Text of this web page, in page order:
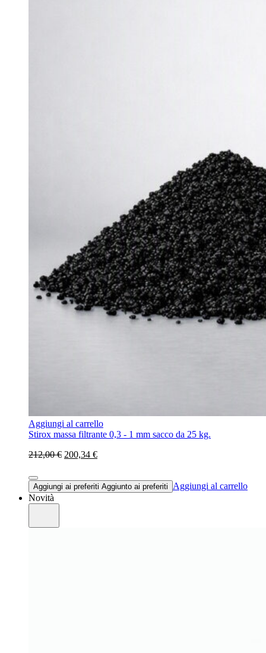
Aggiungi al carrello
Stirox massa filtrante 0,3 - 1 mm sacco da 25 kg.
212,00 € 200,34 €
Aggiungi ai preferiti Aggiunto ai preferiti
Aggiungi al carrello
Novità